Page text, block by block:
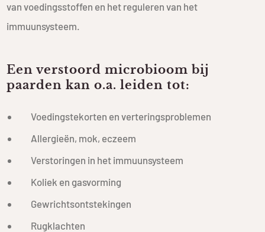
van voedingsstoffen en het reguleren van het
immuunsysteem.
Een verstoord microbioom bij
paarden kan o.a. leiden tot:
Voedingstekorten en verteringsproblemen
Allergieën, mok, eczeem
Verstoringen in het immuunsysteem
Koliek en gasvorming
Gewrichtsontstekingen
Rugklachten